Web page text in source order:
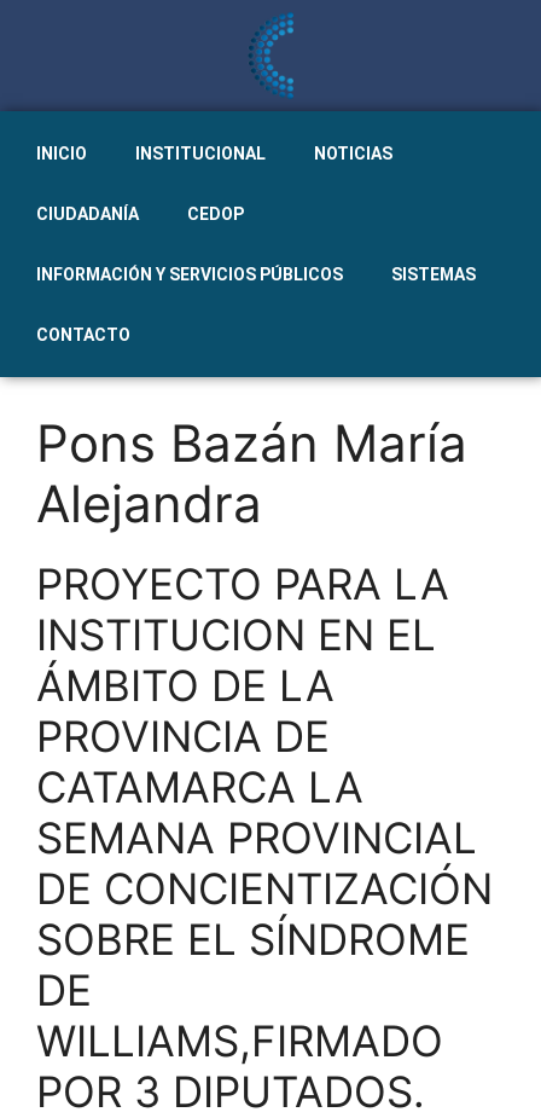
INICIO INSTITUCIONAL NOTICIAS
CIUDADANÍA CEDOP
INFORMACIÓN Y SERVICIOS PÚBLICOS SISTEMAS
CONTACTO
Pons Bazán María
Alejandra
PROYECTO PARA LA
INSTITUCION EN EL
ÁMBITO DE LA
PROVINCIA DE
CATAMARCA LA
SEMANA PROVINCIAL
DE CONCIENTIZACIÓN
SOBRE EL SÍNDROME
DE
WILLIAMS,FIRMADO
POR 3 DIPUTADOS.